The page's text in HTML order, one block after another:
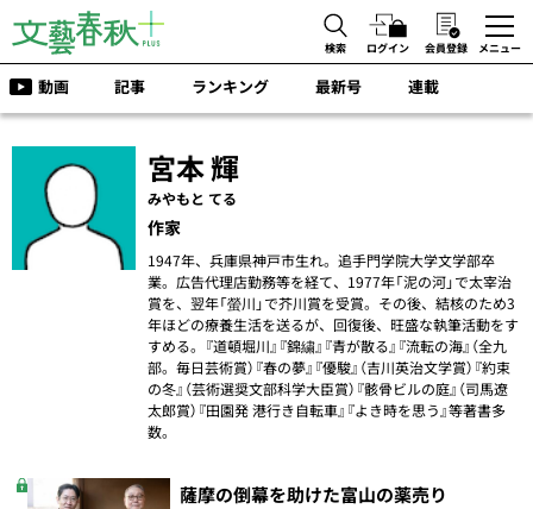
検索 ログイン 会員登録 メニュー
動画 記事 ランキング 最新号 連載
宮本 輝
みやもと てる
作家
1947年、兵庫県神戸市生れ。追手門学院大学文学部卒
業。広告代理店勤務等を経て、1977年「泥の河」で太宰治
賞を、翌年「螢川」で芥川賞を受賞。その後、結核のため3
年ほどの療養生活を送るが、回復後、旺盛な執筆活動をす
すめる。『道頓堀川』『錦繍』『青が散る』『流転の海』（全九
部。毎日芸術賞）『春の夢』『優駿』（吉川英治文学賞）『約束
の冬』（芸術選奨文部科学大臣賞）『骸骨ビルの庭』（司馬遼
太郎賞）『田園発 港行き自転車』『よき時を思う』等著書多
数。
薩摩の倒幕を助けた富山の薬売り